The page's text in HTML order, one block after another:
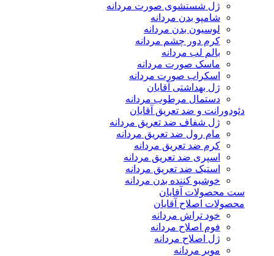
ژل شستشوی صورت مردانه
شامپو بدن مردانه
لوسیون بدن مردانه
کرم دور چشم مردانه
بالم لب مردانه
ماسک صورت مردانه
اسکراب صورت مردانه
ژل بهداشتی آقایان
دستمال مرطوب مردانه
دئودورانت و ضد تعریق آقایان
ژل شفاف ضد تعریق مردانه
مام رول ضد تعریق مردانه
کرم ضد تعریق مردانه
اسپری ضد تعریق مردانه
استیک ضد تعریق مردانه
خوشبو کننده بدن مردانه
ست محصولات آقایان
محصولات اصلاح آقایان
خود تراش مردانه
فوم اصلاح مردانه
ژل اصلاح مردانه
موبر مردانه